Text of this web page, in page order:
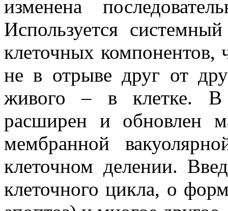
изменена
Используется
клеточных компонентов,
не в отрыве друг от
живого – в клетке. В
расширен и обновлен
мембранной
клеточном делении.
клеточного цикла, о